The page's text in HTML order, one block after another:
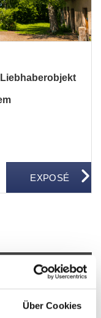
Über Cookies
Krailling
München
Zirndorf